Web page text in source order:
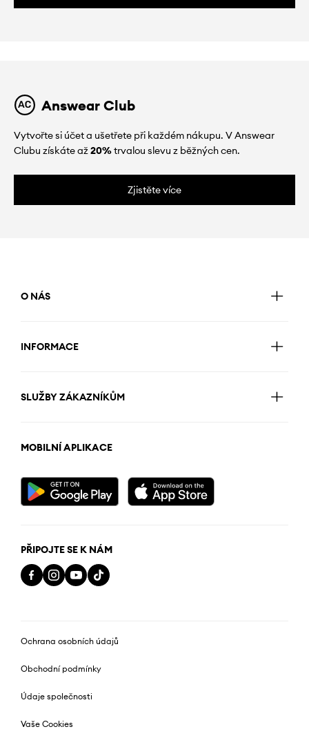
Answear Club
Vytvořte si účet a ušetřete při každém nákupu. V Answear
Clubu získáte až20%trvalou slevu z běžných cen.
Zjistěte více
O NÁS
INFORMACE
SLUŽBY ZÁKAZNÍKŮM
MOBILNÍ APLIKACE
PŘIPOJTE SE K NÁM
Ochrana osobních údajů
Obchodní podmínky
Údaje společnosti
Vaše Cookies